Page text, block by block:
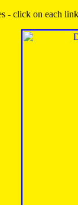
- click on each